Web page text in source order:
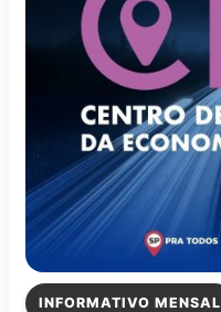
INFORMATIVO MENSAL